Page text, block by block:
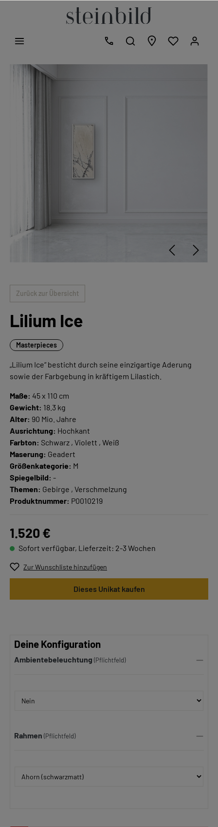
Zurück zur Übersicht
Lilium Ice
Masterpieces
„Lilium Ice“ besticht durch seine einzigartige Aderung
sowie der Farbgebung in kräftigem Lilastich.
Maße: 45 x 110 cm
Gewicht: 18.3 kg
Alter: 90 Mio. Jahre
Ausrichtung: Hochkant
Farbton: Schwarz , Violett , Weiß
Maserung: Geadert
Größenkategorie: M
Spiegelbild: -
Themen: Gebirge , Verschmelzung
Produktnummer: P0010219
1.520 €
Sofort verfügbar, Lieferzeit: 2-3 Wochen
Zur Wunschliste hinzufügen
Dieses Unikat kaufen
Deine Konfiguration
Ambientebeleuchtung (Pflichtfeld)
Rahmen (Pflichtfeld)